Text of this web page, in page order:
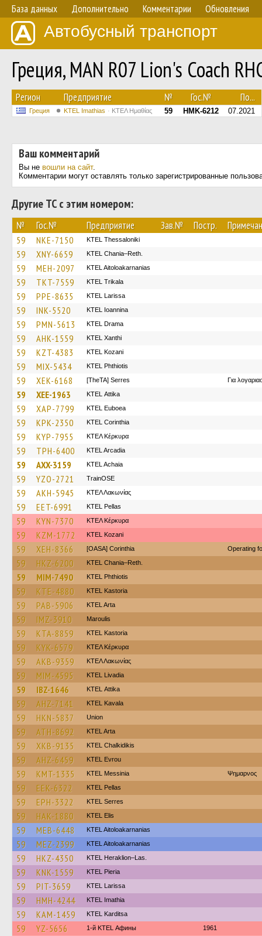
База данных Дополнительно Комментарии Обновления
Автобусный транспорт
Греция, MAN R07 Lion's Coach
Регион Предприятие № Гос.№ По...
Греция KTEL Imathias ΚΤΕΛ Ημαθίας 59 HMK-6212 07.2021
Ваш комментарий
Вы не вошли на сайт.
Комментарии могут оставлять только зарегистрированные
Другие ТС с этим номером:
№ Гос.№ Предприятие Зав.№ Постр.
59 NKE-7150 KTEL Thessaloniki
59 XNY-6659 KTEL Chania–Reth.
59 MEH-2097 KTEL Aitoloakarnanias
59 TKT-7559 ΚΤΕL Τrikala
59 PPE-8635 KTEL Larissa
59 INK-5520 KTEL Ioannina
59 PMN-5613 KTEL Drama
59 AHK-1559 KTEL Xanthi
59 KZT-4383 ΚΤΕL Kozani
59 MIX-5434 ΚΤΕL Phthiotis
59 XEK-6168 [TheTA] Serres Για
59 XEE-1963 KΤΕL Αttika
59 XAP-7799 ΚΤΕL Euboea
59 KPK-2350 KTEL Corinthia
59 KYP-7955 ΚΤΕΛ Κέρκυρα
59 TPH-6400 KTEL Arcadia
59 AXX-3159 KTEL Achaia
59 YZO-2721 TrainΟSE
59 AKH-5945 ΚΤΕΛ Λακωνίας
59 EET-6991 KTEL Pellas
59 KYN-7370 ΚΤΕΛ Κέρκυρα
59 KZM-1772 ΚΤΕL Kozani
59 XEH-8366 [OASA] Corinthia Operating
59 HKZ-6200 KTEL Chania–Reth.
59 MIM-7490 ΚΤΕL Phthiotis
59 KTE-4880 KTEL Kastoria
59 PAB-5906 KTEL Arta
59 IMZ-3910 Maroulis
59 KTA-8859 KTEL Kastoria
59 KYK-6579 ΚΤΕΛ Κέρκυρα
59 AKB-9359 ΚΤΕΛ Λακωνίας
59 MIM-4595 KTEL Livadia
59 IBZ-1646 KΤΕL Αttika
59 AHZ-7141 KTEL Kavala
59 HKN-5837 Union
59 ATH-8692 KTEL Arta
59 XKB-9135 ΚΤΕL Chalkidikis
59 AHZ-6459 KTEL Evrou
59 KMT-1335 KTEL Messinia Ψημαρνος
59 EEK-6322 KTEL Pellas
59 EPH-3322 KTEL Serres
59 HAK-1880 KTEL Elis
59 MEB-6448 KTEL Aitoloakarnanias
59 MEZ-2399 KTEL Aitoloakarnanias
59 HKZ-4350 KTEL Heraklion–Las.
59 KNK-1559 KTEL Pieria
59 PIT-3659 KTEL Larissa
59 HMH-4244 KTEL Imathia
59 KAM-1459 ΚΤΕL Karditsa
59 YZ-5656 1-й KTEL Афины 1961